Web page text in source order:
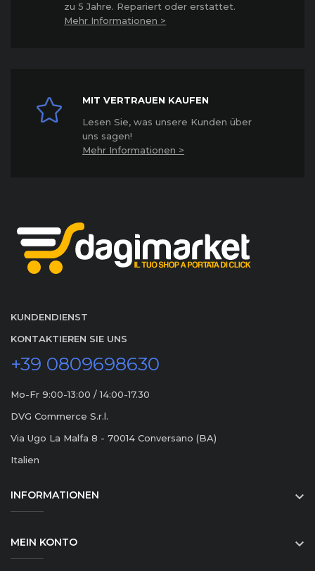
zu 5 Jahre. Repariert oder erstattet.
Mehr Informationen >
MIT VERTRAUEN KAUFEN
Lesen Sie, was unsere Kunden über
uns sagen!
Mehr Informationen >
KUNDENDIENST
KONTAKTIEREN SIE UNS
+39 0809698630
Mo-Fr 9:00-13:00 / 14:00-17.30
DVG Commerce S.r.l.
Via Ugo La Malfa 8 - 70014 Conversano (BA)
Italien
INFORMATIONEN 
MEIN KONTO 